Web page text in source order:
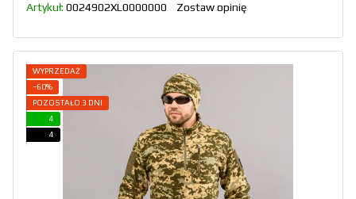
Artykuł: 0024902XL0000000 Zostaw opinię
WYPRZEDAŻ
−60%
POZOSTAŁO 3 DNI
4
4